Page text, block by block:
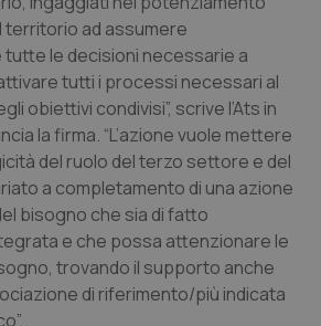
di Trento
Scompenso
& Rettocolite Ulcerosa
& patologie neurodegenerative
territorio ad assumere
le decisioni necessarie a
tutti i processi necessari al
obiettivi condivisi”, scrive l’Ats in
la firma. “L’azione vuole mettere
del ruolo del terzo settore e del
a completamento di una azione
bisogno che sia di fatto
e che possa attenzionare le
trovando il supporto anche
di riferimento/più indicata